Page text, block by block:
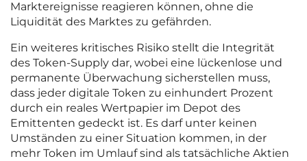
Marktereignisse reagieren können, ohne die
Liquidität des Marktes zu gefährden.
Ein weiteres kritisches Risiko stellt die Integrität
des Token-Supply dar, wobei eine lückenlose und
permanente Überwachung sicherstellen muss,
dass jeder digitale Token zu einhundert Prozent
durch ein reales Wertpapier im Depot des
Emittenten gedeckt ist. Es darf unter keinen
Umständen zu einer Situation kommen, in der
mehr Token im Umlauf sind als tatsächliche Aktien